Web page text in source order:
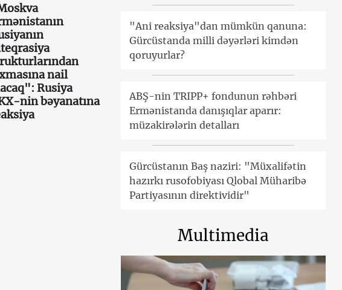
nail
Rusiya
nin bəyanatına
"Ani reaksiya"dan mümkün qanuna:
Gürcüstanda milli dəyərləri kimdən
qoruyurlar?
ABŞ-nin TRIPP+ fondunun rəhbəri
Ermənistanda danışıqlar aparır:
müzakirələrin detalları
Gürcüstanın Baş naziri: "Müxalifətin
hazırkı rusofobiyası Qlobal Müharibə
Partiyasının direktividir"
Multimedia